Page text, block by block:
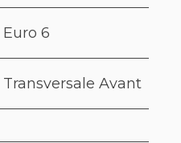
Euro 6
Transversale Avant